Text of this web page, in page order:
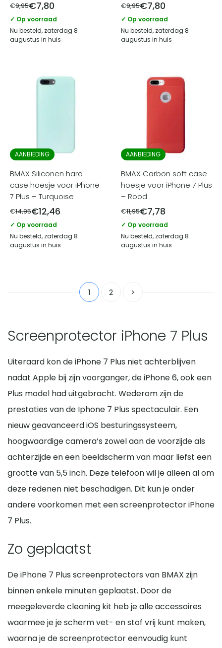
€9,95€7,80
✓ Op voorraad
Nu besteld, zaterdag 8
augustus in huis
€9,95€7,80
✓ Op voorraad
Nu besteld, zaterdag 8
augustus in huis
AANBIEDING
BMAX Siliconen hard
case hoesje voor iPhone
7 Plus – Turquoise
€14,95€12,46
✓ Op voorraad
Nu besteld, zaterdag 8
augustus in huis
AANBIEDING
BMAX Carbon soft case
hoesje voor iPhone 7 Plus
– Rood
€11,95€7,78
✓ Op voorraad
Nu besteld, zaterdag 8
augustus in huis
1 2 >
Screenprotector iPhone 7 Plus
Uiteraard kon de iPhone 7 Plus niet achterblijven
nadat Apple bij zijn voorganger, de iPhone 6, ook een
Plus model had uitgebracht. Wederom zijn de
prestaties van de Iphone 7 Plus spectaculair. Een
nieuw geavanceerd iOS besturingssysteem,
hoogwaardige camera’s zowel aan de voorzijde als
achterzijde en een beeldscherm van maar liefst een
grootte van 5,5 inch. Deze telefoon wil je alleen al om
deze redenen niet beschadigen. Dit kun je onder
andere voorkomen met een screenprotector iPhone
7 Plus.
Zo geplaatst
De iPhone 7 Plus screenprotectors van BMAX zijn
binnen enkele minuten geplaatst. Door de
meegeleverde cleaning kit heb je alle accessoires
waarmee je je scherm vet- en stof vrij kunt maken,
waarna je de screenprotector eenvoudig kunt